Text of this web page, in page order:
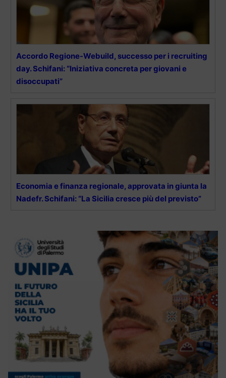
Accordo Regione-Webuild, successo per i recruiting
day. Schifani: “Iniziativa concreta per giovani e
disoccupati”
Economia e finanza regionale, approvata in giunta la
Nadefr. Schifani: “La Sicilia cresce più del previsto”